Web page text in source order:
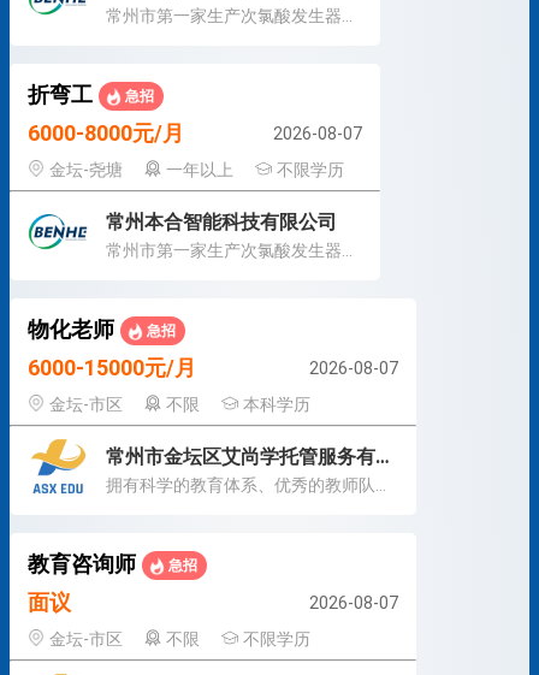
折弯工 急招
6000-8000元/月
2026-08-07
金坛-尧塘
一年以上 不限学历
常州本合智能科技有限公司
物化老师 急招
6000-15000元/月
2026-08-07
金坛-市区
不限 本科学历
常州市金坛区艾尚学托管服务有限公司
教育咨询师 急招
面议
2026-08-07
金坛-市区
不限 不限学历